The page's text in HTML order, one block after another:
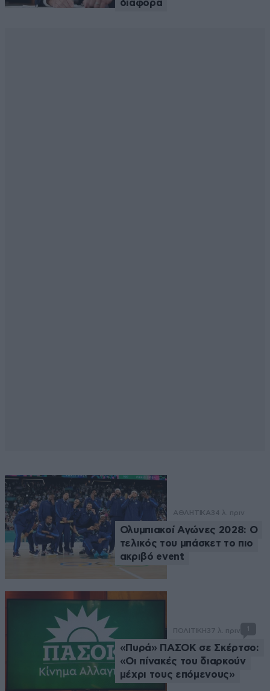
διαφορά
ΑΘΛΗΤΙΚΑ34 λ. πριν
Ολυμπιακοί Αγώνες 2028: Ο
τελικός του μπάσκετ το πιο
ακριβό event
ΠΟΛΙΤΙΚΗ37 λ. πριν 1
«Πυρά» ΠΑΣΟΚ σε Σκέρτσο:
«Οι πίνακές του διαρκούν
μέχρι τους επόμενους»